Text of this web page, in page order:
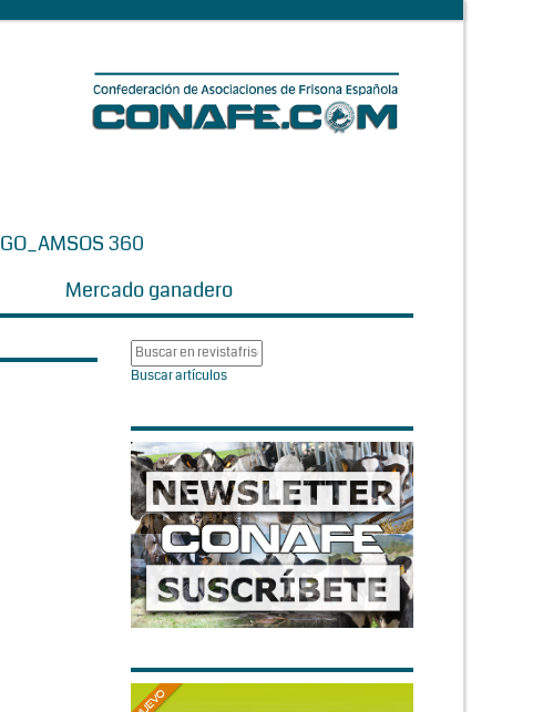
GO_AMSOS 360
Mercado ganadero
Buscar artículos